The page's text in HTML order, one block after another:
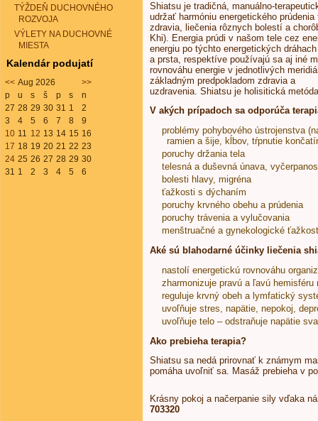
TÝŽDEŇ DUCHOVNÉHO
ROZVOJA
VÝLETY NA DUCHOVNÉ
MIESTA
Kalendár podujatí
<< Aug 2026
>>
p
u s š p s
n
27 28 29 30 31 1
2
3
4 5 6 7 8
9
10 11 12 13 14 15 16
17 18 19 20 21 22 23
24 25 26 27 28 29 30
31 1 2 3 4 5 6
Shiatsu je tradičná, manuálno-
udržať harmóniu energetického
zdravia, liečenia rôznych bolestí a
Khi). Energia prúdi v našom tele cez
energiu po týchto energetických
a prsta, respektíve používajú sa aj iné
rovnováhu energie v jednotlivých
základným predpokladom zdravia a
uzdravenia. Shiatsu je holisitická
V akých prípadoch sa odporúča
problémy pohybového ústrojenstva
ramien a šije, kĺbov, tŕpnutie
poruchy držania tela
telesná a duševná únava,
bolesti hlavy, migréna
ťažkosti s dýchaním
poruchy krvného obehu a prúdenia
poruchy trávenia a vylučovania
menštruačné a gynekologické
Aké sú blahodarné účinky liečenia
nastolí energetickú rovnováhu
zharmonizuje pravú a ľavú hemisféru
reguluje krvný obeh a lymfatický
uvoľňuje stres, napätie, nepokoj,
uvoľňuje telo – odstraňuje napätie
Ako prebieha terapia?
Shiatsu sa nedá prirovnať k známym
pomáha uvoľniť sa. Masáž prebieha v
Krásny pokoj a načerpanie sily vďaka
703320